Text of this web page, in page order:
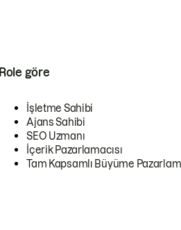
Role göre
İşletme Sahibi
Ajans Sahibi
SEO Uzmanı
İçerik Pazarlamacısı
Tam Kapsamlı Büyüme